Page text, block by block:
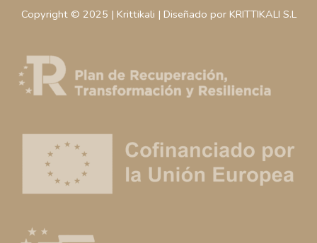
Copyright © 2025 | Krittikali | Diseñado por KRITTIKALI S.L